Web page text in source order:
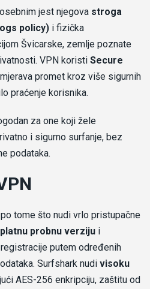
jest njegova stroga
policy) i fizička
Švicarske, zemlje poznate
VPN koristi Secure
promet kroz više sigurnih
praćenje korisnika.
za one koji žele
i sigurno surfanje, bez
podataka.
tome što nudi vrlo pristupačne
probnu verziju i
putem određenih
Surfshark nudi visoku
AES-256 enkripciju, zaštitu od